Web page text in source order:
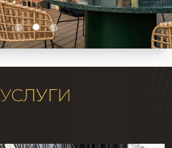
УСЛУГИ